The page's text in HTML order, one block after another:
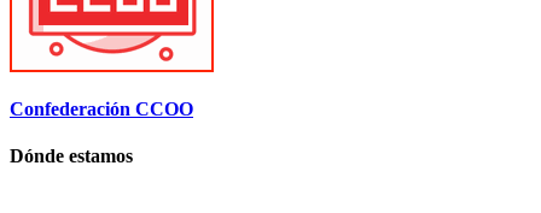
Confederación CCOO
Dónde estamos